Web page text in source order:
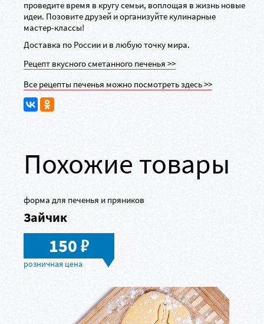
проведите время в кругу семьи, воплощая в жизнь новые
идеи. Позовите друзей и организуйте кулинарные
мастер-классы!
Доставка по России и в любую точку мира.
Рецепт вкусного сметанного печенья >>
Все рецепты печенья можно посмотреть здесь >>
Похожие товары
форма для печенья и пряников
Зайчик
150в